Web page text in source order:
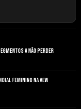
A NÃO PERDER
FEMININO NA AEW